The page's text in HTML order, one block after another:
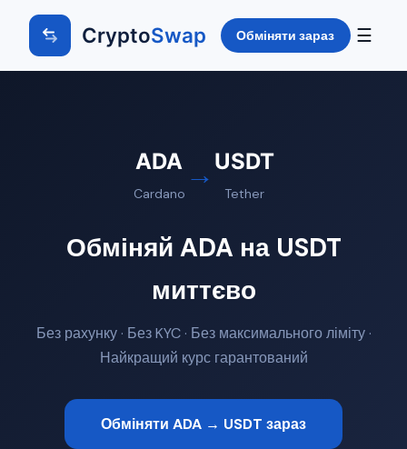
CryptoSwap Обміняти зараз ☰
ADA
Cardano
→ USDT
Tether
Обміняй ADA на USDT
миттєво
Без рахунку · Без KYC · Без максимального ліміту ·
Найкращий курс гарантований
Обміняти ADA → USDT зараз